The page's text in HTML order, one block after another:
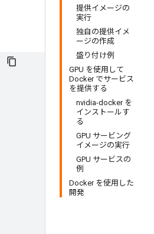
提供イメージの
実行
独自の提供イメ
ージの作成
盛り付け例
GPU を使用して
Docker でサービス
を提供する
nvidia-docker を
インストールす
る
GPU サービング
イメージの実行
GPU サービスの
例
Docker を使用した
開発